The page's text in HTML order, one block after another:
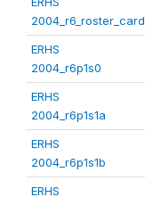
2004_r6_roster_card
ERHS
2004_r6p1s0
ERHS
2004_r6p1s1a
ERHS
2004_r6p1s1b
ERHS